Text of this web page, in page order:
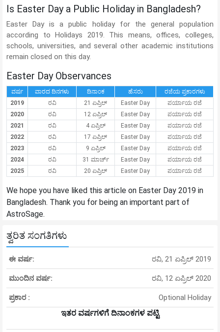
Is Easter Day a Public Holiday in Bangladesh?
Easter Day is a public holiday for the general population
according to Holidays 2019. This means, offices, colleges,
schools, universities, and several other academic institutions
remain closed on this day.
Easter Day Observances
ವರ್ಷ ವಾರದ ದಿನಗಳು ದಿನಾಂಕ ಹೆಸರು
ರಜೆಯ ಪ್ರಕಾರಗಳು
2019
ರವಿ 21 ಏಪ್ರಿಲ್ Easter Day
ಪರ್ಯಾಯ ರಜೆ
2020
ರವಿ 12 ಏಪ್ರಿಲ್ Easter Day
ಪರ್ಯಾಯ ರಜೆ
2021
ರವಿ 4 ಏಪ್ರಿಲ್ Easter Day
ಪರ್ಯಾಯ ರಜೆ
2022
ರವಿ 17 ಏಪ್ರಿಲ್ Easter Day
ಪರ್ಯಾಯ ರಜೆ
2023
ರವಿ 9 ಏಪ್ರಿಲ್ Easter Day
ಪರ್ಯಾಯ ರಜೆ
2024
ರವಿ 31 ಮಾರ್ಚ್ Easter Day
ಪರ್ಯಾಯ ರಜೆ
2025
ರವಿ 20 ಏಪ್ರಿಲ್ Easter Day ಪರ್ಯಾಯ ರಜೆ
We hope you have liked this article on Easter Day 2019 in
Bangladesh. Thank you for being an important part of
AstroSage.
ತ್ವರಿತ ಸಂಗತಿಗಳು
ಈ ವರ್ಷ: ರವಿ, 21 ಏಪ್ರಿಲ್ 2019
ಮುಂದಿನ ವರ್ಷ: ರವಿ, 12 ಏಪ್ರಿಲ್ 2020
ಪ್ರಕಾರ : Optional Holiday
ಇತರ ವರ್ಷಗಳಿಗೆ ದಿನಾಂಕಗಳ ಪಟ್ಟಿ